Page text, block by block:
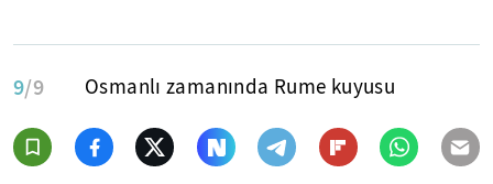
9/9 Osmanlı zamanında Rume kuyusu